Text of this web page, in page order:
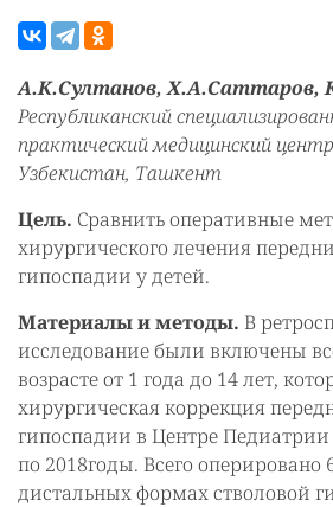
А.К.Султанов, Х.А.Саттаров,
Республиканский
практический медицинский
Узбекистан, Ташкент
Цель. Сравнить оперативные
хирургического лечения
гипоспадии у детей.
Материалы и методы. В
исследование были включены
возрасте от 1 года до 14 лет,
хирургическая коррекция
гипоспадии в Центре Педиатрии
по 2018годы. Всего оперировано
дистальных формах стволовой